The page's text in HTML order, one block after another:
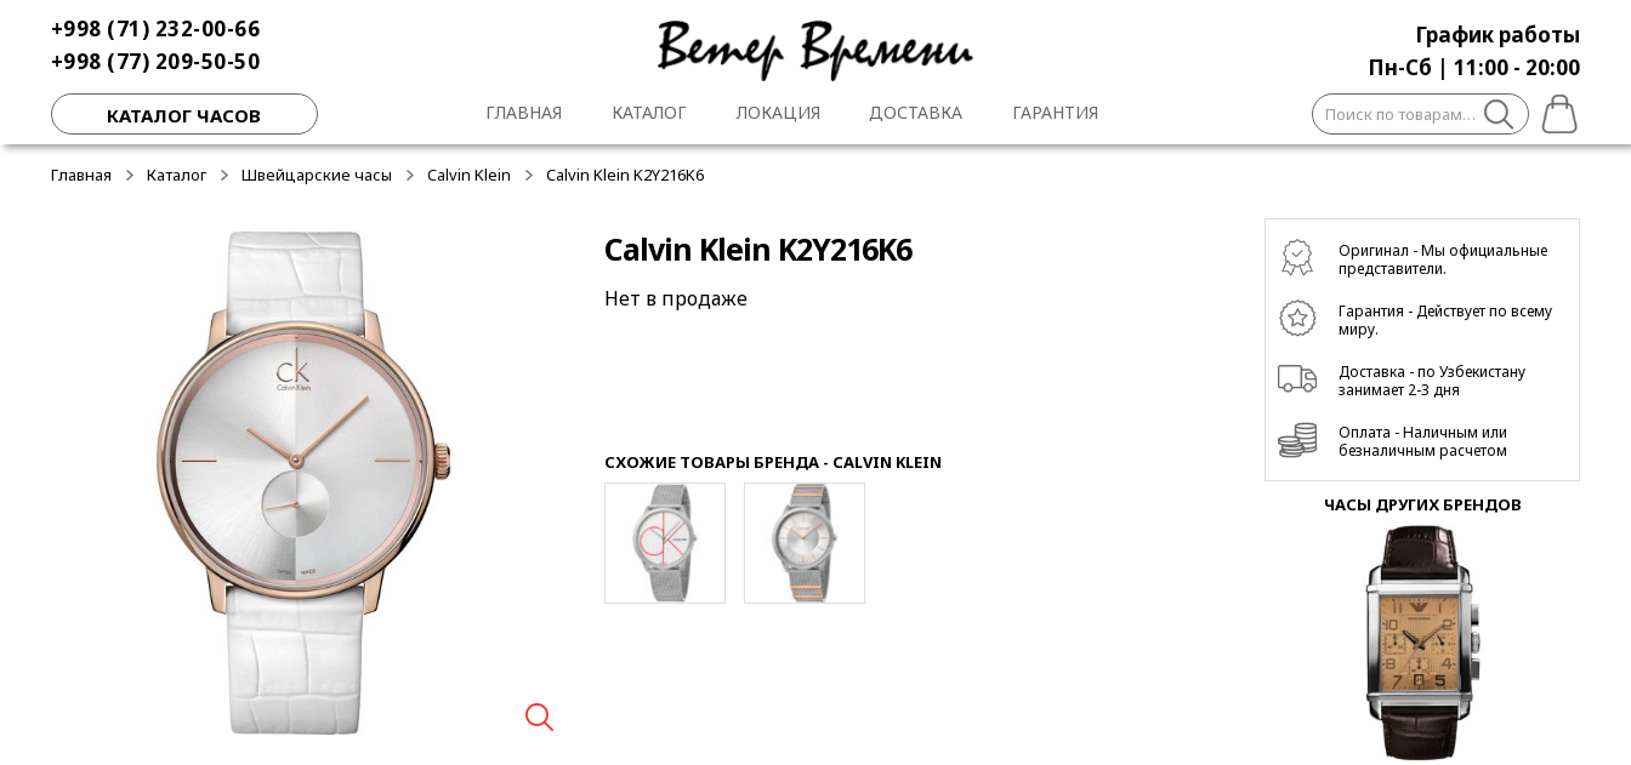
навигации
содержимому
+998 (71) 232-00-66
+998 (77) 209-50-50
График работы
Пн-Сб | 11:00 - 20:00
КАТАЛОГ ЧАСОВ ГЛАВНАЯ КАТАЛОГ ЛОКАЦИЯ ДОСТАВКА ГАРАНТИЯ Искать:
Главная Каталог Швейцарские часы Calvin Klein Calvin Klein K2Y216K6
Calvin Klein K2Y216K6
Нет в продаже
СХОЖИЕ ТОВАРЫ БРЕНДА - CALVIN KLEIN
Оригинал - Мы официальные
представители.
Гарантия - Действует по всему
миру.
Доставка - по Узбекистану
занимает 2-3 дня
Оплата - Наличным или
безналичным расчетом
ЧАСЫ ДРУГИХ БРЕНДОВ
-50%